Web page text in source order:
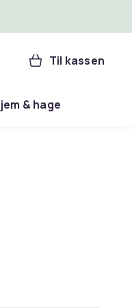
Til kassen
& hage